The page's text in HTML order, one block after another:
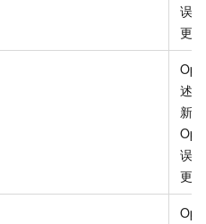
误
更
述
新、
误
更